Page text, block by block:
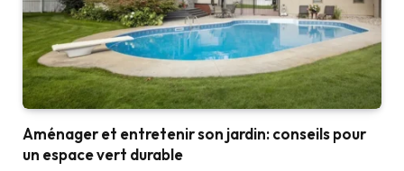
Aménager et entretenir son jardin: conseils pour
un espace vert durable